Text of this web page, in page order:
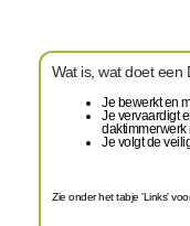
Wat is, wat doet een
Je bewerkt en
Je vervaardigt
daktimmerwerk
Je volgt de
Zie onder het tabje 'Links'